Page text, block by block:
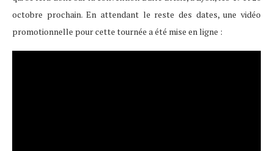
octobre prochain. En attendant le reste des dates, une vidéo
promotionnelle pour cette tournée a été mise en ligne :